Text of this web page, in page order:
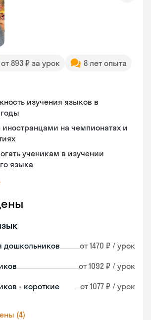
от 893 ₽ за урок
8 лет опыта
изучения языков в
иностранцами на чемпионатах и
ученикам в изучении
языка
дошкольников от 1470 ₽ / урок
от 1092 ₽ / урок
- короткие
от 1077 ₽ / урок
(4)